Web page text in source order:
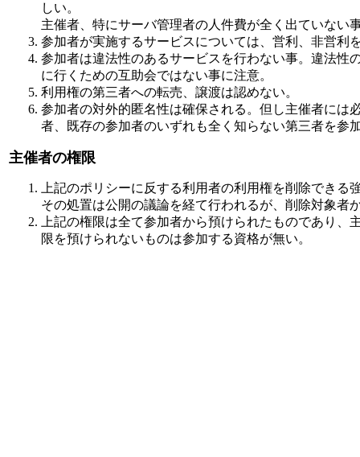
しい。
主催者、特にサーバ管理者の人件費が全く出ていない
参加者が実施するサービスについては、営利、非営利
参加者は違法性のあるサービスを行わない事。違法性
に行くための互助会ではない事に注意。
利用権の第三者への転売、譲渡は認めない。
参加者の対外的匿名性は確保される。但し主催者には
者、既存の参加者のいずれも全く知らない第三者を参
主催者の権限
上記のポリシーに反する利用者の利用権を削除でき
その処置は公開の議論を経て行われるが、削除対象者
上記の権限は全て参加者から預けられたものであり
限を預けられないものは参加する資格が無い。